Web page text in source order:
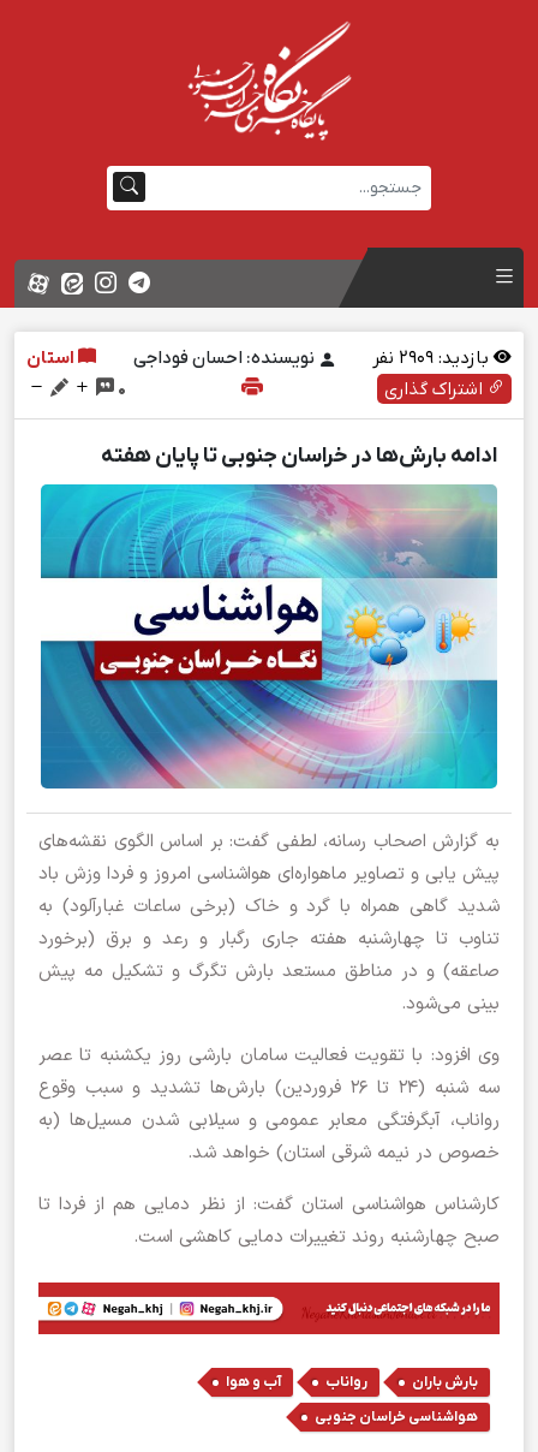
بازدید: نفر نویسنده: احسان فوداجی
استان
اشتراک گذاری
0
ادامه بارش‌ها در خراسان جنوبی تا پایان هفته
به گزارش اصحاب رسانه، لطفی گفت: بر اساس الگوی نقشه‌های
پیش یابی و تصاویر ماهواره‌ای هواشناسی امروز و فردا وزش باد
شدید گاهی همراه با گرد و خاک (برخی ساعات غبارآلود) به
تناوب تا چهارشنبه هفته جاری رگبار و رعد و برق (برخورد
صاعقه) و در مناطق مستعد بارش تگرگ و تشکیل مه پیش
بینی می‌شود.
وی افزود: با تقویت فعالیت سامان بارشی روز یکشنبه تا عصر
سه شنبه (۲۴ تا ۲۶ فروردین) بارش‌ها تشدید و سبب وقوع
رواناب، آبگرفتگی معابر عمومی و سیلابی شدن مسیل‌ها (به
خصوص در نیمه شرقی استان) خواهد شد.
کارشناس هواشناسی استان گفت: از نظر دمایی هم از فردا تا
صبح چهارشنبه روند تغییرات دمایی کاهشی است.
بارش باران , رواناب , آب و هوا
هواشناسی خراسان جنوبی